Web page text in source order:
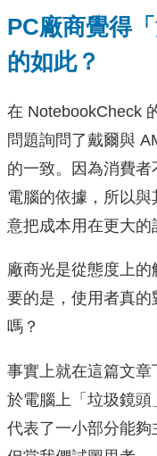
PC廠商覺得
的如此？
在 NotebookCheck
問題詢問了戴爾與
的一致。因為消費
電腦的依據，所以
意把成本用在更大的
廠商光是從態度上
要的是，使用者真
嗎？
事實上就在這篇文
於電腦上「垃圾鏡
代表了一小部分能夠